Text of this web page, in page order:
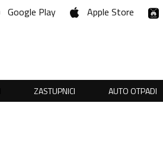
Google Play Apple Store
ZASTUPNICI AUTO OTPADI